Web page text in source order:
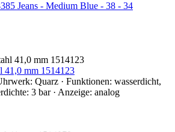
Jeans - Medium Blue - 38 - 34
41,0 mm 1514123
Quarz · Funktionen: wasserdicht,
3 bar · Anzeige: analog